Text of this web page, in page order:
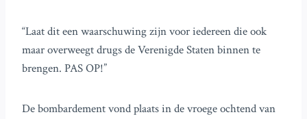
“Laat dit een waarschuwing zijn voor iedereen die ook
maar overweegt drugs de Verenigde Staten binnen te
brengen. PAS OP!”
De bombardement vond plaats in de vroege ochtend van